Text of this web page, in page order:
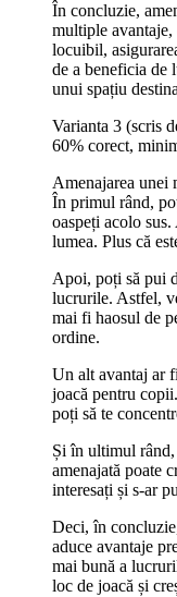
În concluzie,
multiple
locuibil,
de a beneficia de
unui spațiu
Varianta 3 (scris
60% corect,
Amenajarea unei
În primul rând,
oaspeți acolo
lumea. Plus că
Apoi, poți să pui
lucrurile. Astfel,
mai fi haosul de
ordine.
Un alt avantaj ar
joacă pentru
poți să te
Și în ultimul rând,
amenajată poate
interesați și s-ar
Deci, în
aduce avantaje
mai bună a
loc de joacă și